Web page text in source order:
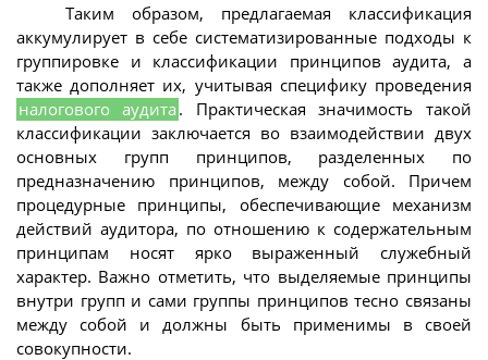
Таким образом, предлагаемая классификация
аккумулирует в себе систематизированные подходы к
группировке и классификации принципов аудита, а
также дополняет их, учитывая специфику проведения
налогового аудита . Практическая значимость такой
классификации заключается во взаимодействии двух
основных групп принципов, разделенных по
предназначению принципов, между собой. Причем
процедурные принципы, обеспечивающие механизм
действий аудитора, по отношению к содержательным
принципам носят ярко выраженный служебный
характер. Важно отметить, что выделяемые принципы
внутри групп и сами группы принципов тесно связаны
между собой и должны быть применимы в своей
совокупности.